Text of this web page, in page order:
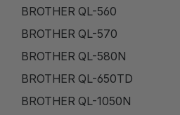
BROTHER QL-560
BROTHER QL-570
BROTHER QL-580N
BROTHER QL-650TD
BROTHER QL-1050N